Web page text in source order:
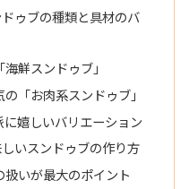
ゥブの種類と具材のバ
鮮スンドゥブ」
「お肉系スンドゥブ」
嬉しいバリエーション
いスンドゥブの作り方
扱いが最大のポイント